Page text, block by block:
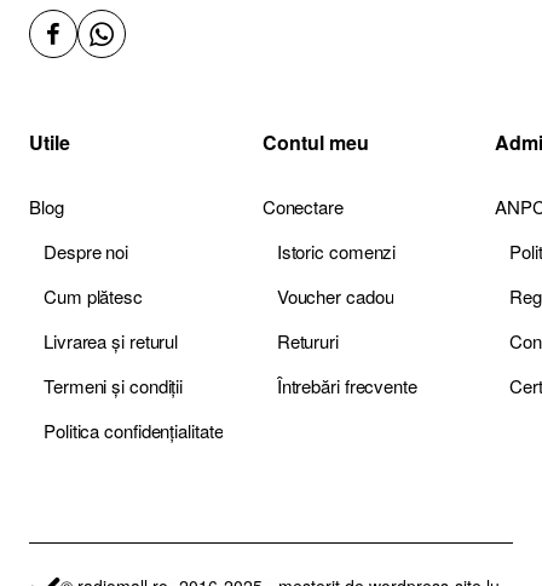
Utile
Blog
Despre noi
Cum plătesc
Livrarea și returul
Termeni și condiții
Politica confidențialitate
Contul meu
Conectare
Istoric comenzi
Voucher cadou
Retururi
Întrebări frecvente